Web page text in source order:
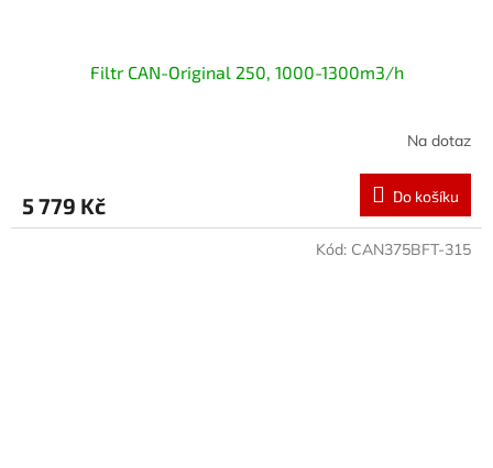
Filtr CAN-Original 250, 1000-1300m3/h
Na dotaz
5 779 Kč Do košíku
Kód: CAN375BFT-315